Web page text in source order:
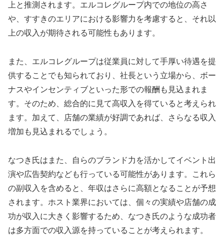
上と推測されます。エルコレグループ内での地位の高さ
や、すすきのエリアにおける影響力を考慮すると、それ以
上の収入が期待される可能性もあります。
また、エルコレグループは従業員に対して手厚い待遇を提
供することでも知られており、社長という立場から、ボー
ナスやインセンティブといった形での報酬も見込まれま
す。そのため、総合的に見て高収入を得ていると考えられ
ます。加えて、店舗の業績が好調であれば、さらなる収入
増加も見込まれるでしょう。
なつき氏はまた、自らのブランド力を活かしてイベント出
演や広告契約なども行っている可能性があります。これら
の副収入を含めると、年収はさらに高額となることが予想
されます。ホスト業界においては、個々の実績や店舗の成
功が収入に大きく影響するため、なつき氏のような成功者
は多方面での収入源を持っていることが考えられます。